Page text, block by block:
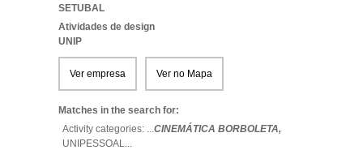
SETUBAL
Atividades de design
UNIP
Ver empresa Ver no Mapa
Matches in the search for:
Activity categories: ...CINEMÁTICA BORBOLETA,
UNIPESSOAL...